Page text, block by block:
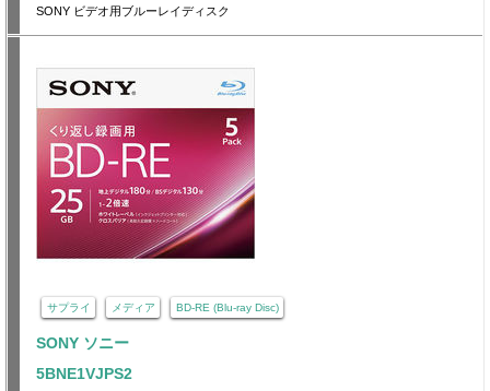
SONY ビデオ用ブルーレイディスク
サプライ メディア BD-RE (Blu-ray Disc)
SONY ソニー
5BNE1VJPS2